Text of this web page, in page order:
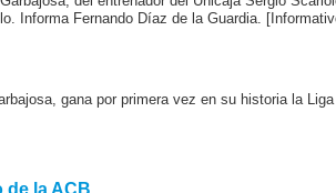
Informa Fernando Díaz de la Guardia.
gana por primera vez en su historia la
de la ACB